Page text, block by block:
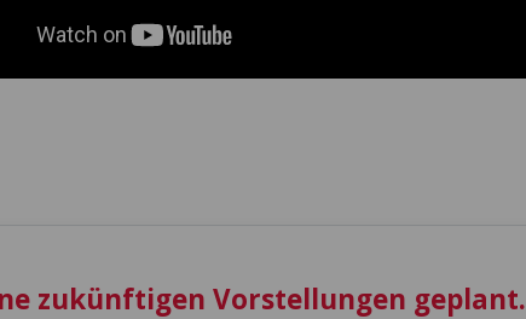
zukünftigen Vorstellungen geplant.